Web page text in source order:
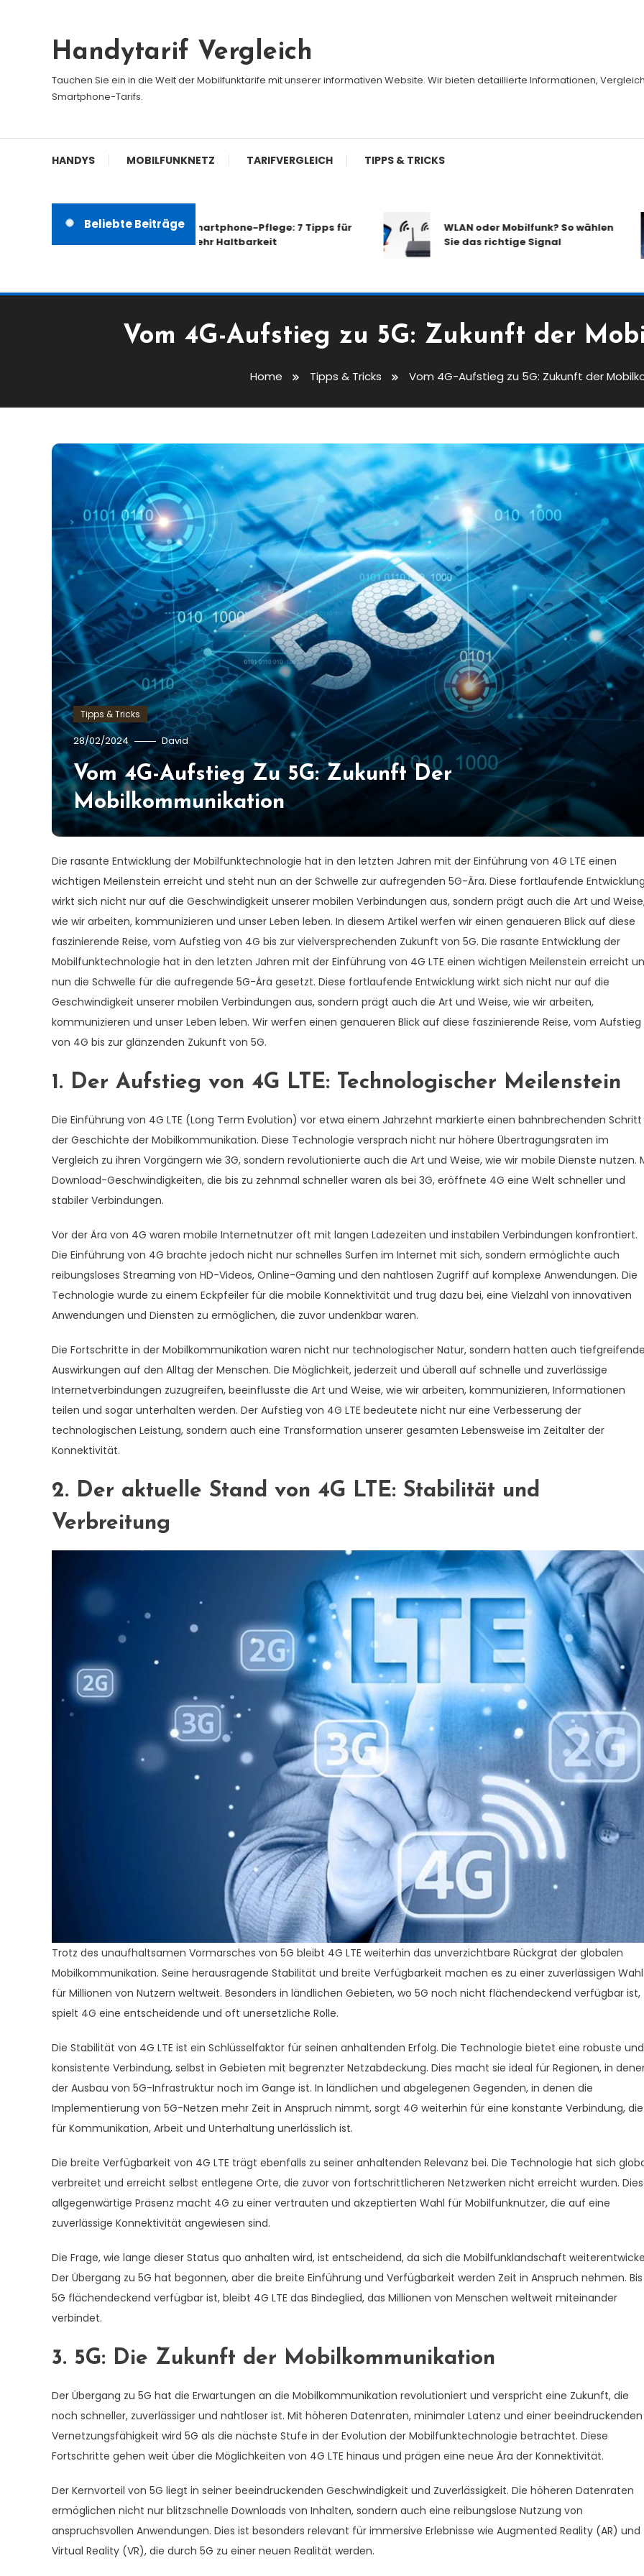
Handytarif Vergleich
Tauchen Sie ein in die Welt der Mobilfunktarife mit unserer informativen Website. Wir bieten detaillierte Informationen,
Smartphone-Tarifs.
HANDYS MOBILFUNKNETZ TARIFVERGLEICH TIPPS & TRICKS
Beliebte BeiträgeSmartphone-Pflege: 7 Tipps für
mehr Haltbarkeit
WLAN oder Mobilfunk? So wählen
Sie das richtige Signal
Vom 4G-Aufstieg zu 5G: Zukunft der
Home Tipps & Tricks Vom 4G-Aufstieg zu 5G: Zukunft der
Tipps & Tricks
28/02/2024 David
Vom 4G-Aufstieg Zu 5G: Zukunft Der
Mobilkommunikation
Die rasante Entwicklung der Mobilfunktechnologie hat in den letzten Jahren mit der Einführung von 4G LTE einen
wichtigen Meilenstein erreicht und steht nun an der Schwelle zur aufregenden 5G-Ära. Diese fortlaufende
wirkt sich nicht nur auf die Geschwindigkeit unserer mobilen Verbindungen aus, sondern prägt auch die Art und
wie wir arbeiten, kommunizieren und unser Leben leben. In diesem Artikel werfen wir einen genaueren Blick auf diese
faszinierende Reise, vom Aufstieg von 4G bis zur vielversprechenden Zukunft von 5G. Die rasante Entwicklung der
Mobilfunktechnologie hat in den letzten Jahren mit der Einführung von 4G LTE einen wichtigen Meilenstein erreicht
nun die Schwelle für die aufregende 5G-Ära gesetzt. Diese fortlaufende Entwicklung wirkt sich nicht nur auf die
Geschwindigkeit unserer mobilen Verbindungen aus, sondern prägt auch die Art und Weise, wie wir arbeiten,
kommunizieren und unser Leben leben. Wir werfen einen genaueren Blick auf diese faszinierende Reise, vom Aufstieg
von 4G bis zur glänzenden Zukunft von 5G.
1. Der Aufstieg von 4G LTE: Technologischer Meilenstein
Die Einführung von 4G LTE (Long Term Evolution) vor etwa einem Jahrzehnt markierte einen bahnbrechenden Schritt
der Geschichte der Mobilkommunikation. Diese Technologie versprach nicht nur höhere Übertragungsraten im
Vergleich zu ihren Vorgängern wie 3G, sondern revolutionierte auch die Art und Weise, wie wir mobile Dienste nutzen.
Download-Geschwindigkeiten, die bis zu zehnmal schneller waren als bei 3G, eröffnete 4G eine Welt schneller und
stabiler Verbindungen.
Vor der Ära von 4G waren mobile Internetnutzer oft mit langen Ladezeiten und instabilen Verbindungen konfrontiert.
Die Einführung von 4G brachte jedoch nicht nur schnelles Surfen im Internet mit sich, sondern ermöglichte auch
reibungsloses Streaming von HD-Videos, Online-Gaming und den nahtlosen Zugriff auf komplexe Anwendungen. Die
Technologie wurde zu einem Eckpfeiler für die mobile Konnektivität und trug dazu bei, eine Vielzahl von innovativen
Anwendungen und Diensten zu ermöglichen, die zuvor undenkbar waren.
Die Fortschritte in der Mobilkommunikation waren nicht nur technologischer Natur, sondern hatten auch
Auswirkungen auf den Alltag der Menschen. Die Möglichkeit, jederzeit und überall auf schnelle und zuverlässige
Internetverbindungen zuzugreifen, beeinflusste die Art und Weise, wie wir arbeiten, kommunizieren, Informationen
teilen und sogar unterhalten werden. Der Aufstieg von 4G LTE bedeutete nicht nur eine Verbesserung der
technologischen Leistung, sondern auch eine Transformation unserer gesamten Lebensweise im Zeitalter der
Konnektivität.
2. Der aktuelle Stand von 4G LTE: Stabilität und
Verbreitung
Trotz des unaufhaltsamen Vormarsches von 5G bleibt 4G LTE weiterhin das unverzichtbare Rückgrat der globalen
Mobilkommunikation. Seine herausragende Stabilität und breite Verfügbarkeit machen es zu einer zuverlässigen Wahl
für Millionen von Nutzern weltweit. Besonders in ländlichen Gebieten, wo 5G noch nicht flächendeckend verfügbar ist,
spielt 4G eine entscheidende und oft unersetzliche Rolle.
Die Stabilität von 4G LTE ist ein Schlüsselfaktor für seinen anhaltenden Erfolg. Die Technologie bietet eine robuste und
konsistente Verbindung, selbst in Gebieten mit begrenzter Netzabdeckung. Dies macht sie ideal für Regionen, in
der Ausbau von 5G-Infrastruktur noch im Gange ist. In ländlichen und abgelegenen Gegenden, in denen die
Implementierung von 5G-Netzen mehr Zeit in Anspruch nimmt, sorgt 4G weiterhin für eine konstante Verbindung, die
für Kommunikation, Arbeit und Unterhaltung unerlässlich ist.
Die breite Verfügbarkeit von 4G LTE trägt ebenfalls zu seiner anhaltenden Relevanz bei. Die Technologie hat sich
verbreitet und erreicht selbst entlegene Orte, die zuvor von fortschrittlicheren Netzwerken nicht erreicht wurden.
allgegenwärtige Präsenz macht 4G zu einer vertrauten und akzeptierten Wahl für Mobilfunknutzer, die auf eine
zuverlässige Konnektivität angewiesen sind.
Die Frage, wie lange dieser Status quo anhalten wird, ist entscheidend, da sich die Mobilfunklandschaft
Der Übergang zu 5G hat begonnen, aber die breite Einführung und Verfügbarkeit werden Zeit in Anspruch nehmen. Bis
5G flächendeckend verfügbar ist, bleibt 4G LTE das Bindeglied, das Millionen von Menschen weltweit miteinander
verbindet.
3. 5G: Die Zukunft der Mobilkommunikation
Der Übergang zu 5G hat die Erwartungen an die Mobilkommunikation revolutioniert und verspricht eine Zukunft, die
noch schneller, zuverlässiger und nahtloser ist. Mit höheren Datenraten, minimaler Latenz und einer beeindruckenden
Vernetzungsfähigkeit wird 5G als die nächste Stufe in der Evolution der Mobilfunktechnologie betrachtet. Diese
Fortschritte gehen weit über die Möglichkeiten von 4G LTE hinaus und prägen eine neue Ära der Konnektivität.
Der Kernvorteil von 5G liegt in seiner beeindruckenden Geschwindigkeit und Zuverlässigkeit. Die höheren Datenraten
ermöglichen nicht nur blitzschnelle Downloads von Inhalten, sondern auch eine reibungslose Nutzung von
anspruchsvollen Anwendungen. Dies ist besonders relevant für immersive Erlebnisse wie Augmented Reality (AR) und
Virtual Reality (VR), die durch 5G zu einer neuen Realität werden.